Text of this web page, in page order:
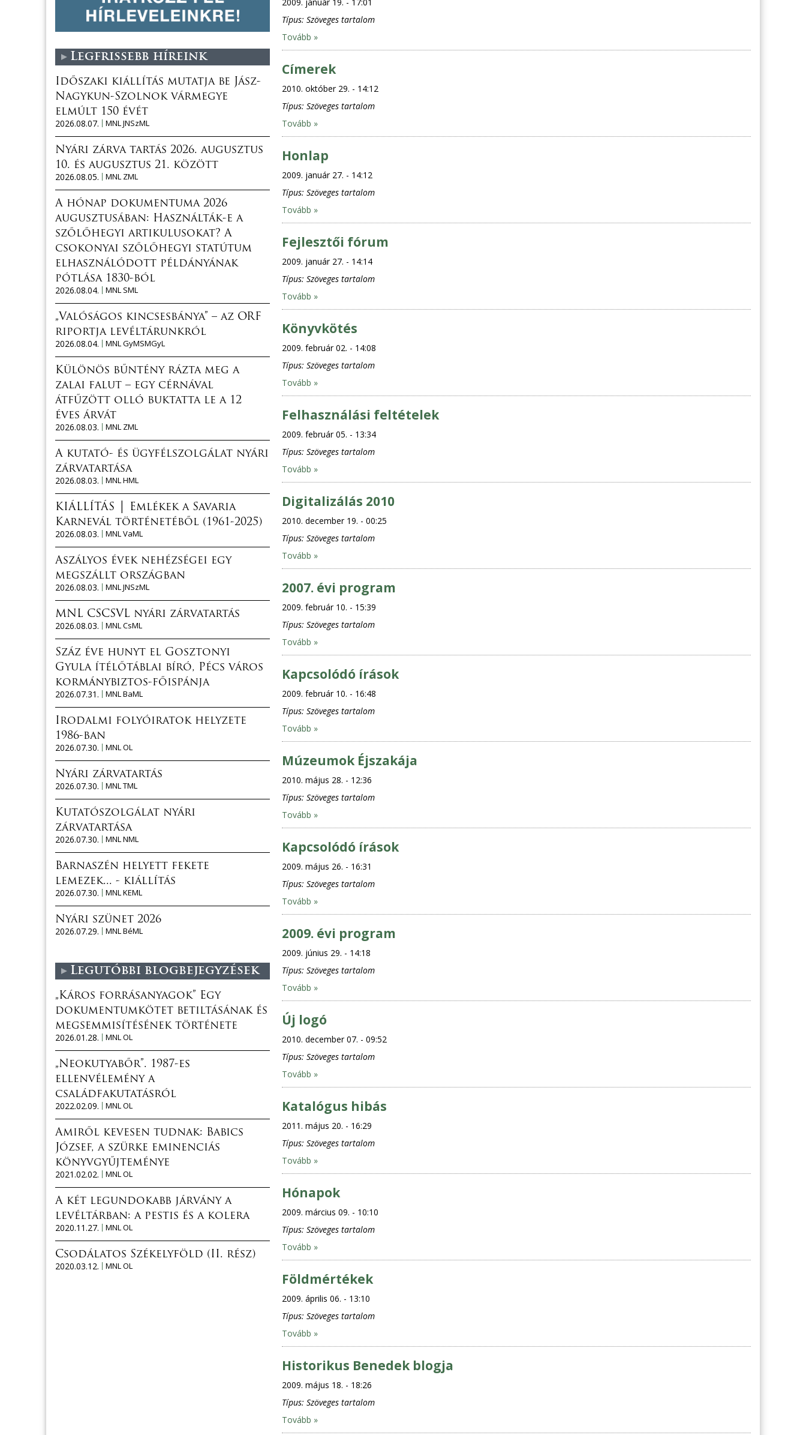
Típus: Szöveges tartalom
Tovább »
Címerek
2010. október 29. - 14:12
Típus: Szöveges tartalom
Tovább »
Honlap
2009. január 27. - 14:12
Típus: Szöveges tartalom
Tovább »
Fejlesztői fórum
2009. január 27. - 14:14
Típus: Szöveges tartalom
Tovább »
Könyvkötés
2009. február 02. - 14:08
Típus: Szöveges tartalom
Tovább »
Felhasználási feltételek
2009. február 05. - 13:34
Típus: Szöveges tartalom
Tovább »
Digitalizálás 2010
2010. december 19. - 00:25
Típus: Szöveges tartalom
Tovább »
2007. évi program
2009. február 10. - 15:39
Típus: Szöveges tartalom
Tovább »
Kapcsolódó írások
2009. február 10. - 16:48
Típus: Szöveges tartalom
Tovább »
Múzeumok Éjszakája
2010. május 28. - 12:36
Típus: Szöveges tartalom
Tovább »
Kapcsolódó írások
2009. május 26. - 16:31
Típus: Szöveges tartalom
Tovább »
2009. évi program
2009. június 29. - 14:18
Típus: Szöveges tartalom
Tovább »
Új logó
2010. december 07. - 09:52
Típus: Szöveges tartalom
Tovább »
Katalógus hibás
2011. május 20. - 16:29
Típus: Szöveges tartalom
Tovább »
Hónapok
2009. március 09. - 10:10
Típus: Szöveges tartalom
Tovább »
Földmértékek
2009. április 06. - 13:10
Típus: Szöveges tartalom
Tovább »
Historikus Benedek blogja
2009. május 18. - 18:26
Típus: Szöveges tartalom
Tovább »
Legfrissebb híreink
Időszaki kiállítás mutatja be Jász-
Nagykun-Szolnok vármegye
elmúlt 150 évét
2026.08.07.
MNL JNSzML
Nyári zárva tartás 2026. augusztus
10. és augusztus 21. között
2026.08.05.
MNL ZML
A hónap dokumentuma 2026
augusztusában: Használták-e a
szőlőhegyi artikulusokat? A
csokonyai szőlőhegyi statútum
elhasználódott példányának
pótlása 1830-ból
2026.08.04.
MNL SML
„Valóságos kincsesbánya” – az ORF
riportja levéltárunkról
2026.08.04.
MNL GyMSMGyL
Különös bűntény rázta meg a
zalai falut – egy cérnával
átfűzött olló buktatta le a 12
éves árvát
2026.08.03.
MNL ZML
A kutató- és ügyfélszolgálat nyári
zárvatartása
2026.08.03.
MNL HML
KIÁLLÍTÁS │ Emlékek a Savaria
Karnevál történetéből (1961-2025)
2026.08.03.
MNL VaML
Aszályos évek nehézségei egy
megszállt országban
2026.08.03.
MNL JNSzML
MNL CSCSVL nyári zárvatartás
2026.08.03.
MNL CsML
Száz éve hunyt el Gosztonyi
Gyula ítélőtáblai bíró, Pécs város
kormánybiztos-főispánja
2026.07.31.
MNL BaML
Irodalmi folyóiratok helyzete
1986-ban
2026.07.30.
MNL OL
Nyári zárvatartás
2026.07.30.
MNL TML
Kutatószolgálat nyári
zárvatartása
2026.07.30.
MNL NML
Barnaszén helyett fekete
lemezek... - kiállítás
2026.07.30.
MNL KEML
Nyári szünet 2026
2026.07.29.
MNL BéML
Legutóbbi blogbejegyzések
„Káros forrásanyagok” Egy
dokumentumkötet betiltásának és
megsemmisítésének története
2026.01.28.
MNL OL
„Neokutyabőr”. 1987-es
ellenvélemény a
családfakutatásról
2022.02.09.
MNL OL
Amiről kevesen tudnak: Babics
József, a szürke eminenciás
könyvgyűjteménye
2021.02.02.
MNL OL
A két legundokabb járvány a
levéltárban: a pestis és a kolera
2020.11.27.
MNL OL
Csodálatos Székelyföld (II. rész)
2020.03.12.
MNL OL